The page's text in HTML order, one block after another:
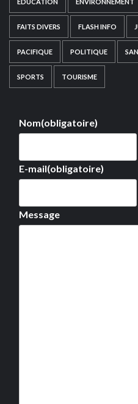
FAITS DIVERS FLASH INFO
PACIFIQUE POLITIQUE
SPORTS TOURISME
Nom(obligatoire)
E-mail(obligatoire)
Message